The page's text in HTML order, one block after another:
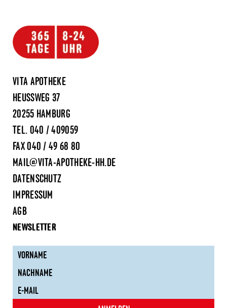
VITA APOTHEKE
HEUSSWEG 37
20255 HAMBURG
TEL. 040 / 409059
FAX 040 / 49 68 80
MAIL@VITA-APOTHEKE-HH.DE
DATENSCHUTZ
IMPRESSUM
AGB
NEWSLETTER